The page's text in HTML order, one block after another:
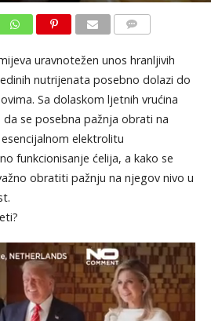
uravnotežen unos hranljivih
nutrijenata posebno dolazi do
Sa dolaskom ljetnih vrućina
se posebna pažnja obrati na
elektrolitu
funkcionisanje ćelija, a kako se
obratiti pažnju na njegov nivo u